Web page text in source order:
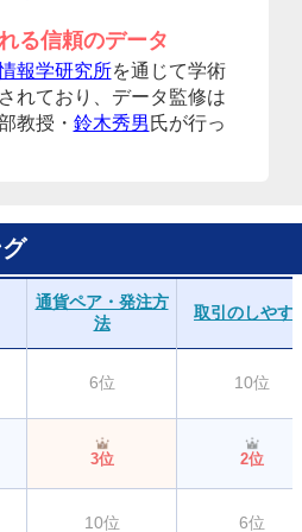
る信頼のデータ
報学研究所を通じて学術
れており、データ監修は
教授・ 鈴木秀男 氏が行っ
通貨ペア・発注方
法
取引のしやすさ
6位 10位
3位 2位
10位 6位